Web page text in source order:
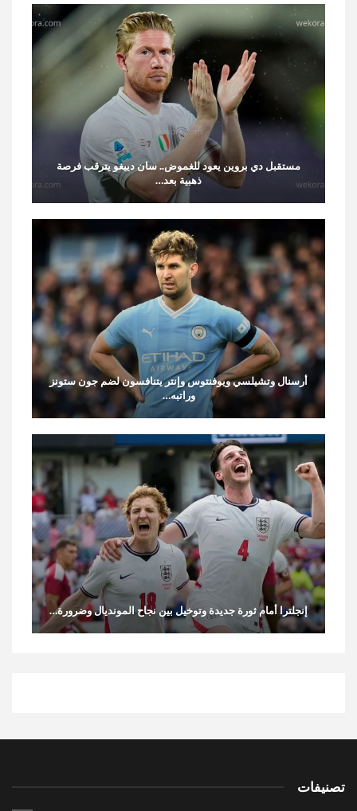
مستقبل دي بروين يعود للغموض.. سان دييغو يترقب فرصة
ذهبية بعد…
أرسنال وتشيلسي ويوفنتوس وإنتر يتنافسون لضم جون ستونز
وراتبه…
إنجلترا أمام ثورة جديدة وتوخيل بين نجاح المونديال وضرورة…
تصنيفات